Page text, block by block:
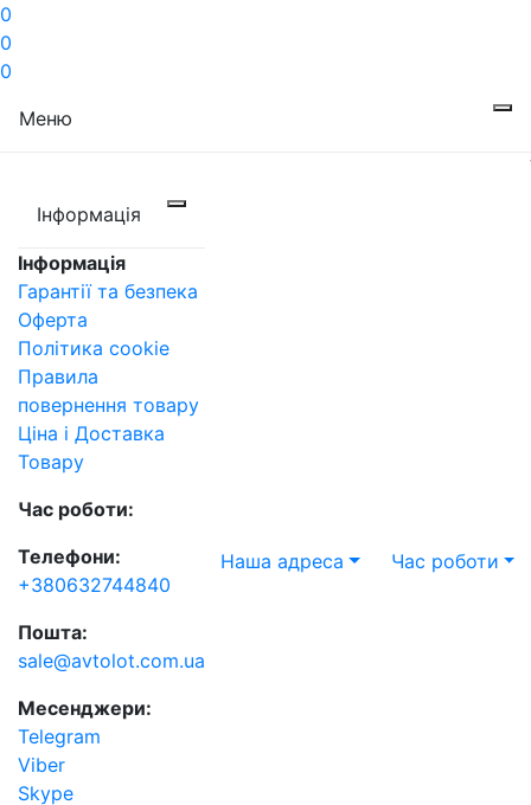
0
0
0
Меню
Інформація
Інформація
Гарантії та безпека
Оферта
Політика cookie
Правила
повернення товару
Ціна і Доставка
Товару
Час роботи:
Телефони:
+380632744840
Пошта:
sale@avtolot.com.ua
Месенджери:
Telegram
Viber
Skype
Наша адреса Час роботи